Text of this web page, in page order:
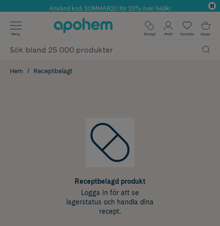
Årets Butik 2025 inom Skönhet
Använd kod: SOMMAR20 för 20% över 649kr
✓ Fri frakt
✓ Poäng på alla köp*
Meny Recept Profil Favoriter Kassa
Hem Receptbelagt
Receptbelagd produkt
Logga in för att se
lagerstatus och handla dina
recept.